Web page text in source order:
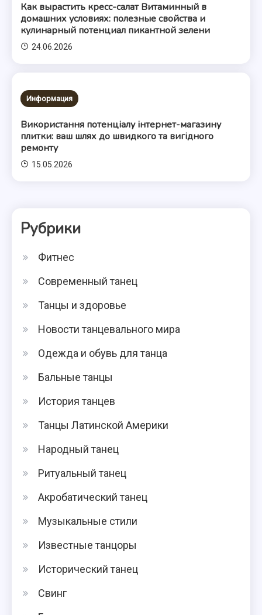
Как вырастить кресс-салат Витаминный в
домашних условиях: полезные свойства и
кулинарный потенциал пикантной зелени
24.06.2026
Информация
Використання потенціалу інтернет-магазину
плитки: ваш шлях до швидкого та вигідного
ремонту
15.05.2026
Рубрики
Фитнес
Современный танец
Танцы и здоровье
Новости танцевального мира
Одежда и обувь для танца
Бальные танцы
История танцев
Танцы Латинской Америки
Народный танец
Ритуальный танец
Акробатический танец
Музыкальные стили
Известные танцоры
Исторический танец
Свинг